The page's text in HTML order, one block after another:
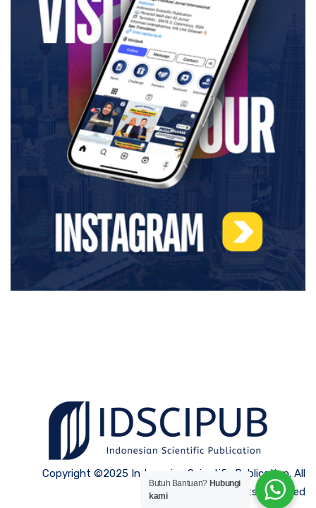
Copyright ©2025 Indonesian Scientific Publication. All
Rights Reserved
Butuh Bantuan? Hubungi
kami